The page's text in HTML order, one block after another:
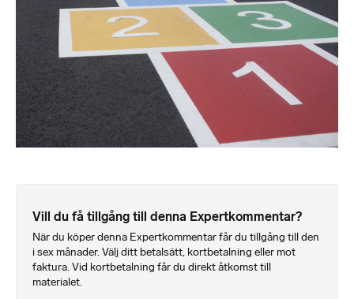
Vill du få tillgång till denna Expertkommentar?
När du köper denna Expertkommentar får du tillgång till den
i sex månader. Välj ditt betalsätt, kortbetalning eller mot
faktura. Vid kortbetalning får du direkt åtkomst till
materialet.